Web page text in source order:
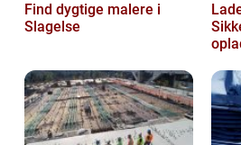
Find dygtige malere i
Slagelse